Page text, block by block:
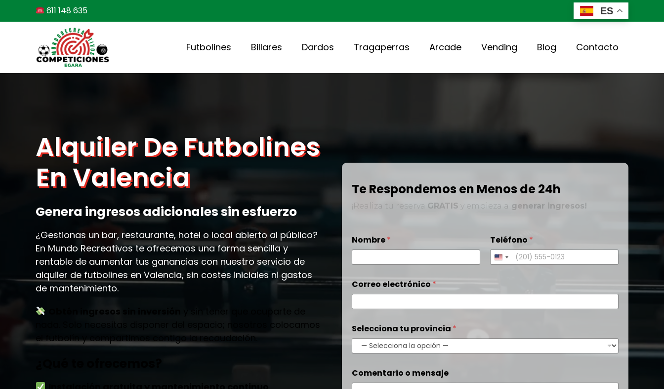
al
611 148 635 ES
Futbolines Billares Dardos Tragaperras Arcade Vending Blog Contacto
Alquiler De Futbolines
En Valencia
Genera ingresos adicionales sin esfuerzo
¿Gestionas un bar, restaurante, hotel o local abierto al público?
En Mundo Recreativos te ofrecemos una forma sencilla y
rentable de aumentar tus ganancias con nuestro servicio de
alquiler de futbolines en Valencia, sin costes iniciales ni gastos
de mantenimiento.
Obtén ingresos sin inversión
nada. Solo necesitas disponer del espacio; nosotros colocamos
el futbolín y compartimos contigo la recaudación.
Te Respondemos en Menos de 24h
¡Realiza tu reserva GRATIS y empieza a generar ingresos!
m
e
a
j
e
e
e
c
r
n
i
Nombre* Teléfono *
Correo electrónico *
Selecciona tu provincia *
Comentario o mensaje